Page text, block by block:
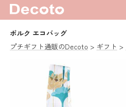
ポルク エコバッグ
プチギフト通販のDecoto
ギフト